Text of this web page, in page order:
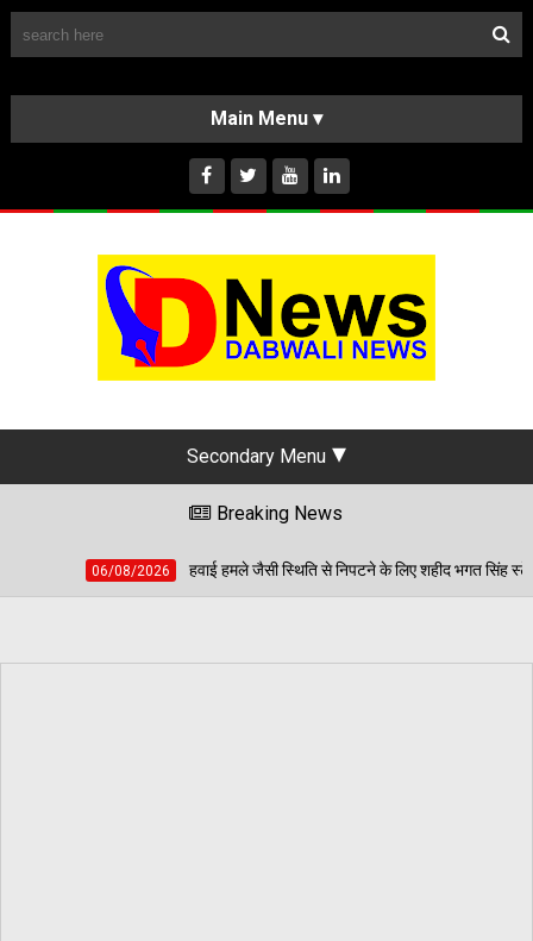
HOME
ABOUT US
INSTAGRAM
Secondary Menu
Breaking News
हवाई हमले जैसी स्थिति से निपटने के लिए शहीद भगत सिंह स्टेडियम में हुई मॉक एक्सरसाइज,